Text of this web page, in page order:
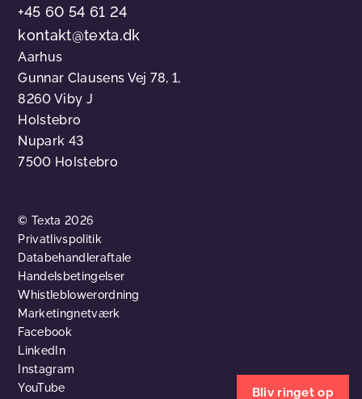
+45 60 54 61 24
kontakt@texta.dk
Aarhus
Gunnar Clausens Vej 78, 1,
8260 Viby J
Holstebro
Nupark 43
7500 Holstebro
© Texta 2026
Privatlivspolitik
Databehandleraftale
Handelsbetingelser
Whistleblowerordning
Marketingnetværk
Facebook
LinkedIn
Instagram
YouTube
Bliv ringet op